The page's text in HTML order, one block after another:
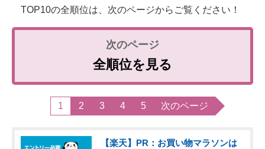
TOP10の全順位は、次のページからご覧ください！
全順位を見る
1 2 3 4 5 次のページ
【楽天】PR：お買い物マラソンは